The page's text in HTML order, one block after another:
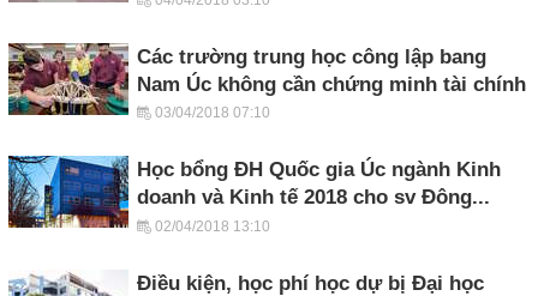
Các trường trung học công lập bang
Nam Úc không cần chứng minh tài chính
03/04/2018 07:10
Học bổng ĐH Quốc gia Úc ngành Kinh
doanh và Kinh tế 2018 cho sv Đông...
02/04/2018 13:10
Điều kiện, học phí học dự bị Đại học